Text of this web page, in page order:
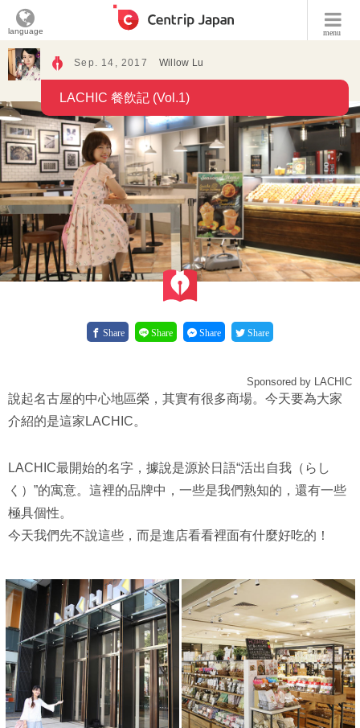
menu
language
Sep. 14, 2017 Willow Lu
LACHIC 餐飲記 (Vol.1)
Share Share Share Share
Sponsored by LACHIC
說起名古屋的中心地區榮，其實有很多商場。今天要為大家
介紹的是這家LACHIC。
LACHIC最開始的名字，據說是源於日語“活出自我（らし
く）”的寓意。這裡的品牌中，一些是我們熟知的，還有一些
極具個性。
今天我們先不說這些，而是進店看看裡面有什麼好吃的！